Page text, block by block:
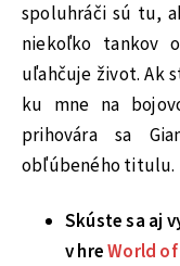
spoluhráči sú tu,
niekoľko tankov
uľahčuje život. Ak
ku mne na
prihovára sa
obľúbeného titulu.
Skúste sa aj
v hreWorld